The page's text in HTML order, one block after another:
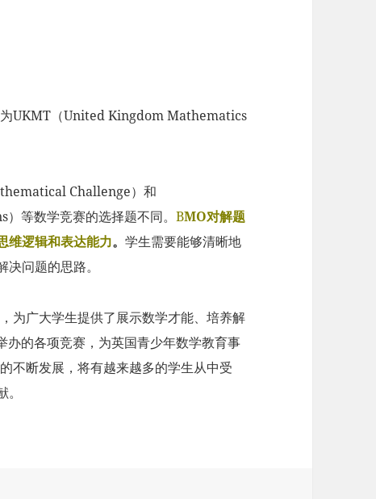
UKMT（United Kingdom Mathematics
Challenge）和
等数学竞赛的选择题不同。BMO对解题
维逻辑和表达能力。学生需要能够清晰地
问题的思路。
为广大学生提供了展示数学才能、培养解
的各项竞赛，为英国青少年数学教育事
不断发展，将有越来越多的学生从中受